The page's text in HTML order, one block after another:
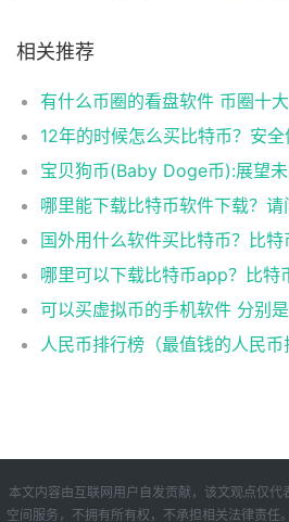
相关推荐
有什么币圈的看盘软件 币圈十
宝贝狗币(Baby Doge币):展望
国外用什么软件买比特币？比
哪里可以下载比特币app？比特
可以买虚拟币的手机软件 分别
人民币排行榜（最值钱的人民币
本文内容由互联网用户自发贡献，该文观点仅
空间服务，不拥有所有权，不承担相关法律责任